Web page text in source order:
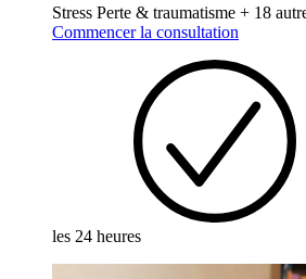
Stress Perte & traumatisme + 18
Commencer la consultation
les 24 heures